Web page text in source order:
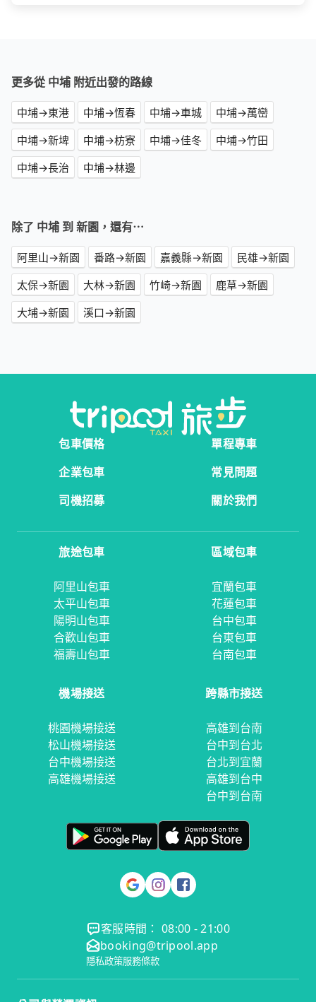
更多從 中埔 附近出發的路線
中埔→東港 中埔→恆春 中埔→車城
中埔→萬巒
中埔→新埤
中埔→枋寮 中埔→佳冬
中埔→竹田
中埔→長治
中埔→林邊
除了 中埔 到 新園，還有⋯
阿里山→新園 番路→新園 嘉義縣→新園
民雄→新園
太保→新園
大林→新園 竹崎→新園
鹿草→新園
大埔→新園
溪口→新園
包車價格
單程專車
企業包車
常見問題
司機招募
關於我們
旅途包車
阿里山包車
太平山包車
陽明山包車
合歡山包車
福壽山包車
區域包車
宜蘭包車
花蓮包車
台中包車
台東包車
台南包車
機場接送
桃園機場接送
松山機場接送
台中機場接送
高雄機場接送
跨縣市接送
高雄到台南
台中到台北
台北到宜蘭
高雄到台中
台中到台南
客服時間： 08:00 - 21:00
booking@tripool.app
隱私政策服務條款